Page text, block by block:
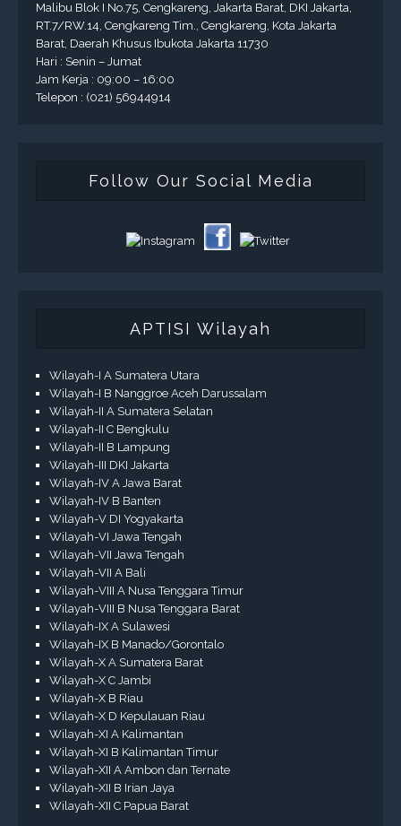
Malibu Blok I No.75, Cengkareng, Jakarta Barat, DKI Jakarta,
RT.7/RW.14, Cengkareng Tim., Cengkareng, Kota Jakarta
Barat, Daerah Khusus Ibukota Jakarta 11730
Hari : Senin – Jumat
Jam Kerja : 09:00 – 16:00
Telepon : (021) 56944914
Follow Our Social Media
APTISI Wilayah
Wilayah-I A Sumatera Utara
Wilayah-I B Nanggroe Aceh Darussalam
Wilayah-II A Sumatera Selatan
Wilayah-II C Bengkulu
Wilayah-II B Lampung
Wilayah-III DKI Jakarta
Wilayah-IV A Jawa Barat
Wilayah-IV B Banten
Wilayah-V DI Yogyakarta
Wilayah-VI Jawa Tengah
Wilayah-VII Jawa Tengah
Wilayah-VII A Bali
Wilayah-VIII A Nusa Tenggara Timur
Wilayah-VIII B Nusa Tenggara Barat
Wilayah-IX A Sulawesi
Wilayah-IX B Manado/Gorontalo
Wilayah-X A Sumatera Barat
Wilayah-X C Jambi
Wilayah-X B Riau
Wilayah-X D Kepulauan Riau
Wilayah-XI A Kalimantan
Wilayah-XI B Kalimantan Timur
Wilayah-XII A Ambon dan Ternate
Wilayah-XII B Irian Jaya
Wilayah-XII C Papua Barat